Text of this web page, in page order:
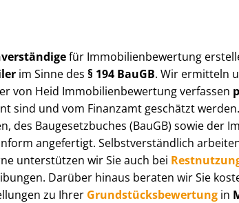
für Im­mo­bi­li­en­be­wer­tung
im Sinne des§ 194 BauGB. Wir ermitteln
von Heid Im­mo­bi­li­en­be­wer­tung verfassen
sind und vom Finanzamt geschätzt
des Baugesetzbuches (BauGB) sowie
angefertigt. Selbst­ver­ständ­lich
unterstützen wir Sie auch bei
Darüber hinaus beraten wir Sie
zu Ihrer Grund­stücks­be­wer­tung in